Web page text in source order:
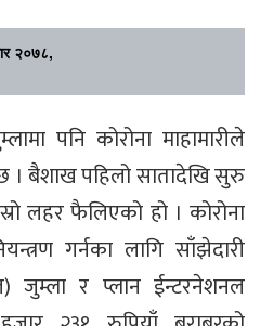
२०७८,
पनि कोरोना माहामारीले
। बैशाख पहिलो सातादेखि सुरु
लहर फैलिएको हो । कोरोना
गर्नका लागि साँझेदारी
जुम्ला र प्लान ईन्टरनेशनल